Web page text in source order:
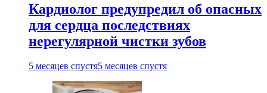
Кардиолог предупредил об опасных
для сердца последствиях
нерегулярной чистки зубов
5 месяцев спустя5 месяцев спустя